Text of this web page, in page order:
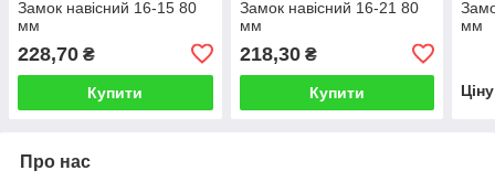
Замок навісний 16-15 80
мм
228,70 ₴
Купити
Замок навісний 16-21 80
мм
218,30₴
Купити
мм
Про нас